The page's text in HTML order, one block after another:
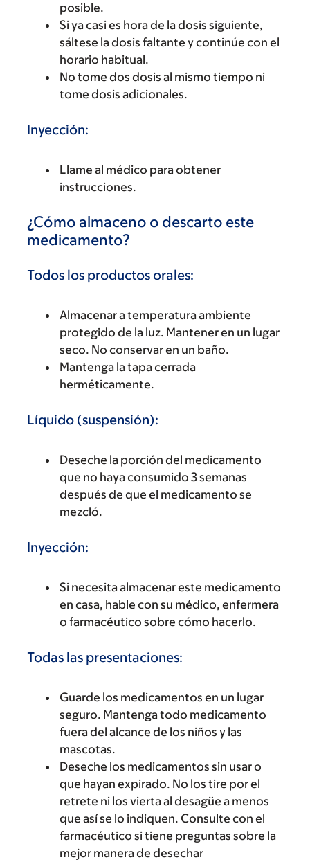
posible.
Si ya casi es hora de la dosis siguiente,
sáltese la dosis faltante y continúe con el
horario habitual.
No tome dos dosis al mismo tiempo ni
tome dosis adicionales.
Inyección:
Llame al médico para obtener
instrucciones.
¿Cómo almaceno o descarto este
medicamento?
Todos los productos orales:
Almacenar a temperatura ambiente
protegido de la luz. Mantener en un lugar
seco. No conservar en un baño.
Mantenga la tapa cerrada
herméticamente.
Líquido (suspensión):
Deseche la porción del medicamento
que no haya consumido 3 semanas
después de que el medicamento se
mezcló.
Inyección:
Si necesita almacenar este medicamento
en casa, hable con su médico, enfermera
o farmacéutico sobre cómo hacerlo.
Todas las presentaciones:
Guarde los medicamentos en un lugar
seguro. Mantenga todo medicamento
fuera del alcance de los niños y las
mascotas.
Deseche los medicamentos sin usar o
que hayan expirado. No los tire por el
retrete ni los vierta al desagüe a menos
que así se lo indiquen. Consulte con el
farmacéutico si tiene preguntas sobre la
mejor manera de desechar